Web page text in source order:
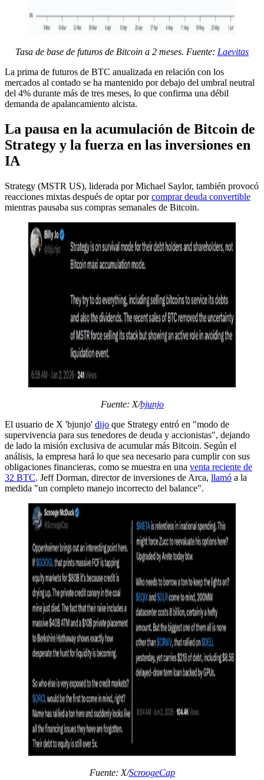
Tasa de base de futuros de Bitcoin a 2 meses. Fuente: Laevitas
La prima de futuros de BTC anualizada en relación con los
mercados al contado se ha mantenido por debajo del umbral neutral
del 4% durante más de tres meses, lo que confirma una débil
demanda de apalancamiento alcista.
La pausa en la acumulación de Bitcoin de
Strategy y la fuerza en las inversiones en
IA
Strategy (MSTR US), liderada por Michael Saylor, también provocó
reacciones mixtas después de optar porcomprar deuda convertible
mientras pausaba sus compras semanales de Bitcoin.
Fuente: X/bjunjo
El usuario de X 'bjunjo' dijo que Strategy entró en "modo de
supervivencia para sus tenedores de deuda y accionistas", dejando
de lado la misión exclusiva de acumular más Bitcoin. Según el
análisis, la empresa hará lo que sea necesario para cumplir con sus
obligaciones financieras, como se muestra en una venta reciente de
32 BTC. Jeff Dorman, director de inversiones de Arca, llamó a la
medida "un completo manejo incorrecto del balance".
Fuente: X/ScroogeCap